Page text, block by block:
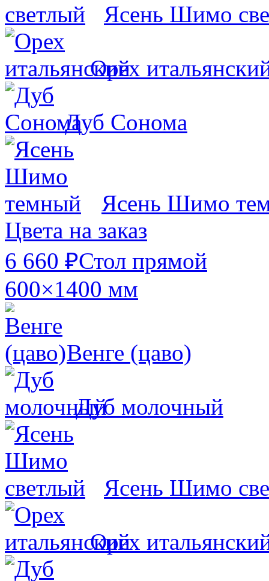
Ясень Шимо
Орех
Дуб Сонома
Ясень Шимо
Цвета на заказ
6 660 ₽Стол прямой
600×1400 мм
Венге (цаво)
Дуб молочный
Ясень Шимо
Орех